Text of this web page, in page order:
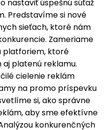
nastaviť úspešnú súťaž
Predstavíme si nové
sieťach, ktoré nám
Zameriame
platforiem, ktoré
platenú reklamu.
cielenie reklám
na promo príspevku
si, ako správne
aby sme efektívne
konkurenčných